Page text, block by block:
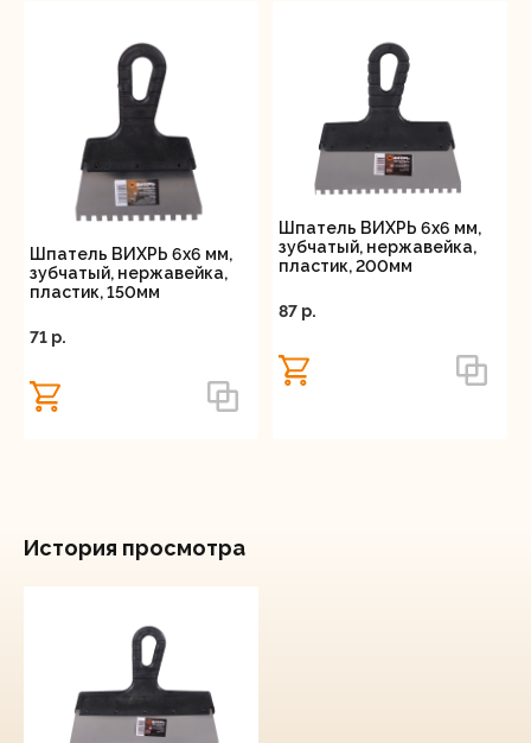
Шпатель ВИХРЬ 6х6 мм,
зубчатый, нержавейка,
пластик, 150мм
71 p.
Шпатель ВИХРЬ 6х6 мм,
зубчатый, нержавейка,
пластик, 200мм
87 p.
История просмотра